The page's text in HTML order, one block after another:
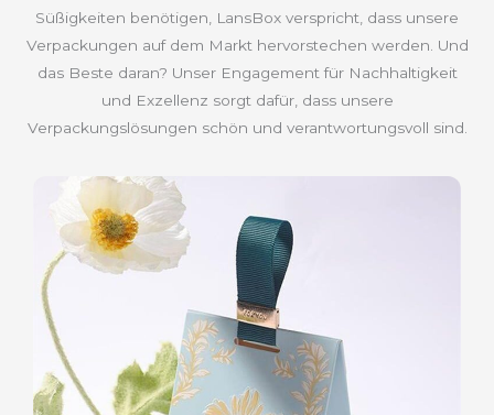
Süßigkeiten benötigen, LansBox verspricht, dass unsere
Verpackungen auf dem Markt hervorstechen werden. Und
das Beste daran? Unser Engagement für Nachhaltigkeit
und Exzellenz sorgt dafür, dass unsere
Verpackungslösungen schön und verantwortungsvoll sind.